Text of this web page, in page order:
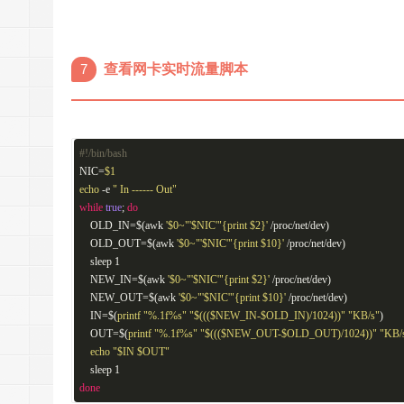
7 查看网卡实时流量脚本
#!/bin/bash
NIC=$1
echo-e " In ------ Out"
while true; do
OLD_IN=$(awk '$0~"'$NIC'"{print $2}'/proc/net/dev)
OLD_OUT=$(awk '$0~"'$NIC'"{print $10}'/proc/net/dev)
sleep 1
NEW_IN=$(awk '$0~"'$NIC'"{print $2}'/proc/net/dev)
NEW_OUT=$(awk '$0~"'$NIC'"{print $10}'/proc/net/dev)
IN=$(printf "%.1f%s" "$((($NEW_IN-$OLD_IN)/1024))" "KB/s")
OUT=$(printf "%.1f%s" "$((($NEW_OUT-$OLD_OUT)/1024))" "KB/
echo "$IN $OUT"
sleep 1
done